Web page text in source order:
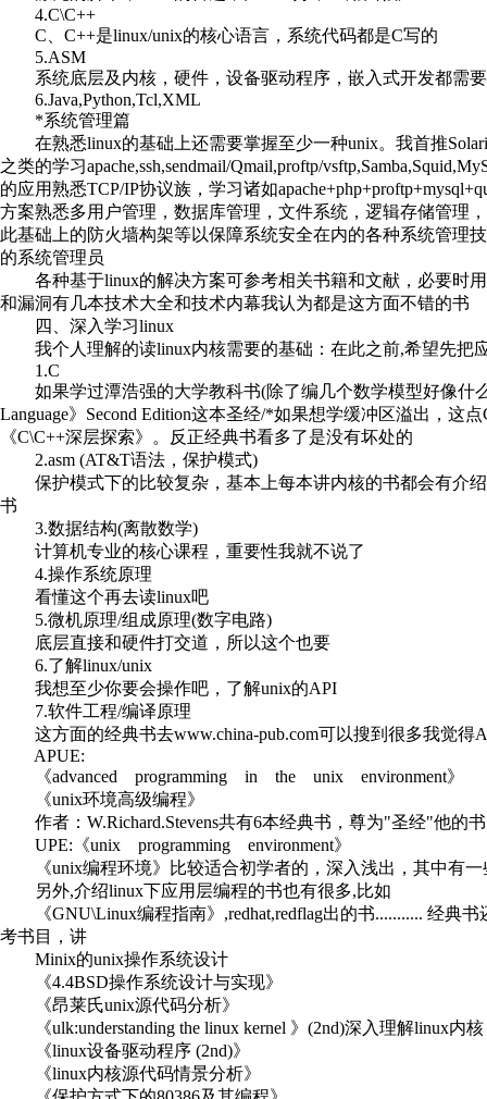
4.C\C++
C、C++是linux/unix的核心语言，系统代码都是C写的
5.ASM
系统底层及内核，硬件，设备驱动程序，嵌入式开发都需要
6.Java,Python,Tcl,XML
*系统管理篇
在熟悉linux的基础上还需要掌握至少一种unix。我首推
之类的学习apache,ssh,sendmail/Qmail,proftp/
的应用熟悉TCP/IP协议族，学习诸如
方案熟悉多用户管理，数据库管理，文件系统，逻辑存储管理
此基础上的防火墙构架等以保障系统安全在内的各种系统管理
的系统管理员
各种基于linux的解决方案可参考相关书籍和文献，必要时用
和漏洞有几本技术大全和技术内幕我认为都是这方面不错的书
四、深入学习linux
我个人理解的读linux内核需要的基础：在此之前,希望先把
1.C
如果学过潭浩强的大学教科书(除了编几个数学模型好像什么
Language》Second Edition这本圣经/*如果想学缓冲区溢出，
《C\C++深层探索》。反正经典书看多了是没有坏处的
2.asm (AT&T语法，保护模式)
保护模式下的比较复杂，基本上每本讲内核的书都会有介绍
书
3.数据结构(离散数学)
计算机专业的核心课程，重要性我就不说了
4.操作系统原理
看懂这个再去读linux吧
5.微机原理/组成原理(数字电路)
底层直接和硬件打交道，所以这个也要
6.了解linux/unix
我想至少你要会操作吧，了解unix的API
7.软件工程/编译原理
这方面的经典书去www.china-pub.com可以搜到很多我觉得
APUE:
《advanced programming in the unix environment》
《unix环境高级编程》
作者：W.Richard.Stevens共有6本经典书，尊为"圣经"他的
UPE:《unix programming environment》
《unix编程环境》比较适合初学者的，深入浅出，其中有一
另外,介绍linux下应用层编程的书也有很多,比如
《GNU\Linux编程指南》,redhat,redflag出的书........... 经典
考书目，讲
Minix的unix操作系统设计
《4.4BSD操作系统设计与实现》
《昂莱氏unix源代码分析》
《ulk:understanding the linux kernel 》(2nd)深入理解linux内核
《linux设备驱动程序 (2nd)》
《linux内核源代码情景分析》